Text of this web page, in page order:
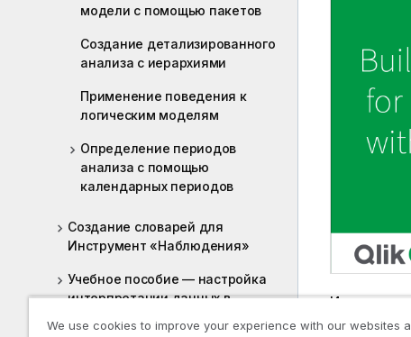
модели с помощью пакетов
Создание детализированного
анализа с иерархиями
Применение поведения к
логическим моделям
Определение периодов
анализа с помощью
календарных периодов
Создание словарей для
Инструмент «Наблюдения»
Учебное пособие — настройка
интерпретации данных в
обучение
We use cookies to improve your experience with our websites